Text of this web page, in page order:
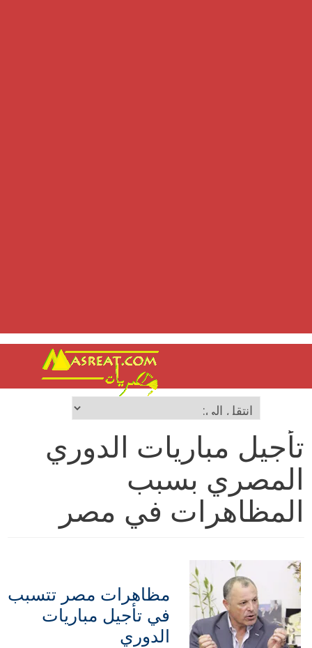
تأجيل مباريات الدوري
المصري بسبب
المظاهرات في مصر
مظاهرات مصر تتسبب
في تأجيل مباريات
الدوري